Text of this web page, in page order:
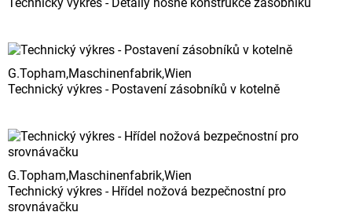
G.Topham,Maschinenfabrik,Wien
Technický výkres - Postavení zásobníků v kotelně
G.Topham,Maschinenfabrik,Wien
Technický výkres - Hřídel nožová bezpečnostní pro
srovnávačku